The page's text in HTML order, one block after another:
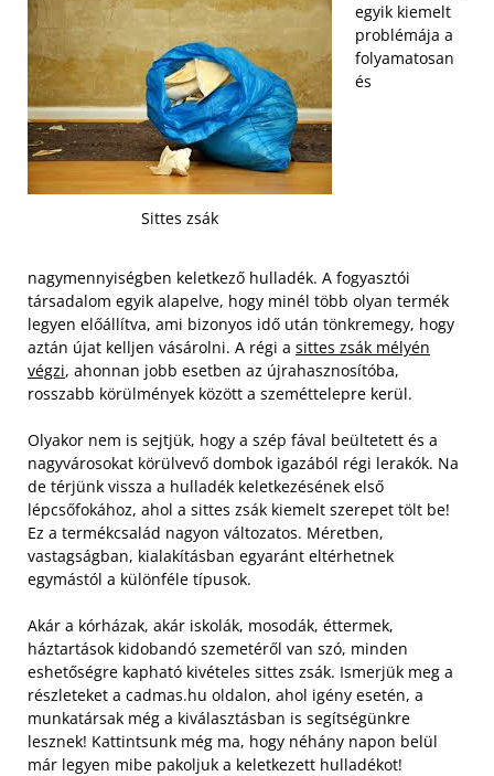
Sittes zsák
egyik kiemelt
problémája a
folyamatosan
és
nagymennyiségben keletkező hulladék. A fogyasztói
társadalom egyik alapelve, hogy minél több olyan termék
legyen előállítva, ami bizonyos idő után tönkremegy, hogy
aztán újat kelljen vásárolni. A régi a sittes zsák mélyén
végzi, ahonnan jobb esetben az újrahasznosítóba,
rosszabb körülmények között a szeméttelepre kerül.
Olyakor nem is sejtjük, hogy a szép fával beültetett és a
nagyvárosokat körülvevő dombok igazából régi lerakók. Na
de térjünk vissza a hulladék keletkezésének első
lépcsőfokához, ahol a sittes zsák kiemelt szerepet tölt be!
Ez a termékcsalád nagyon változatos. Méretben,
vastagságban, kialakításban egyaránt eltérhetnek
egymástól a különféle típusok.
Akár a kórházak, akár iskolák, mosodák, éttermek,
háztartások kidobandó szemetéről van szó, minden
eshetőségre kapható kivételes sittes zsák. Ismerjük meg a
részleteket a cadmas.hu oldalon, ahol igény esetén, a
munkatársak még a kiválasztásban is segítségünkre
lesznek! Kattintsunk még ma, hogy néhány napon belül
már legyen mibe pakoljuk a keletkezett hulladékot!